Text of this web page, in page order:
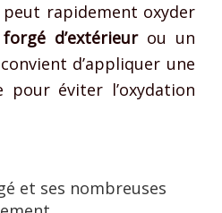
rapidement oxyder
d’extérieurou un
d’appliquer une
éviter l’oxydation
et ses nombreuses